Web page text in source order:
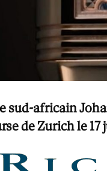
sud-africain
de Zurich le